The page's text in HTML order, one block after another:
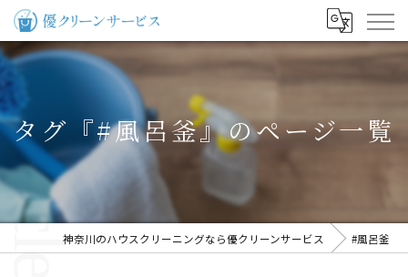
タグ『#風呂釜』のページ一覧
神奈川のハウスクリーニングなら優クリーンサービス #風呂釜